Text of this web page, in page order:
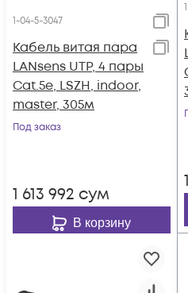
1-04-5-3047
Кабель витая пара
LANsens UTP, 4 пары
Cat.5e, LSZH, indoor,
master, 305м
Под заказ
1 613 992 сум
В корзину